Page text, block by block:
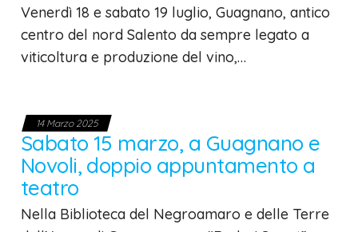
Venerdì 18 e sabato 19 luglio, Guagnano, antico
centro del nord Salento da sempre legato a
viticoltura e produzione del vino,…
14 Marzo 2025
Sabato 15 marzo, a Guagnano e
Novoli, doppio appuntamento a
teatro
Nella Biblioteca del Negroamaro e delle Terre